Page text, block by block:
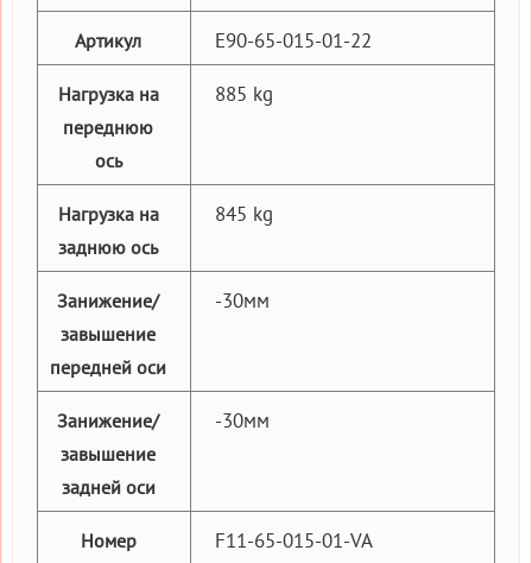
Артикул E90-65-015-01-22
Нагрузка на
переднюю
ось
885 kg
Нагрузка на
заднюю ось
845 kg
Занижение/
завышение
передней оси
-30мм
Занижение/
завышение
задней оси
-30мм
Номер
F11-65-015-01-VA